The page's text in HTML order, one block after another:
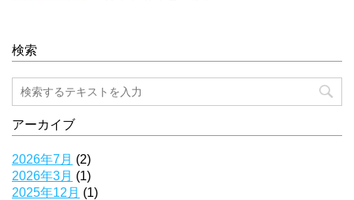
検索
アーカイブ
2026年7月 (2)
2026年3月 (1)
2025年12月 (1)